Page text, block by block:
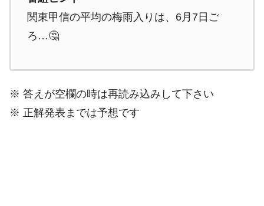
関東甲信の平均の梅雨入りは、6月7日ご
ろ…🤔
※ 答えが空欄の時は再読み込みして下さい
※ 正解発表までは予想です